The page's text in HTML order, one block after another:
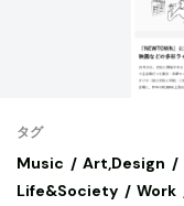
タグ
Music Art,Design
Life&Society
Work